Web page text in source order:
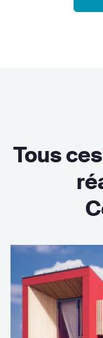
Tous ces